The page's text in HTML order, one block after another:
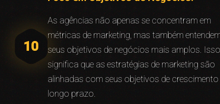
As agências não apenas se concentram em
métricas de marketing, mas também
seus objetivos de negócios mais amplos. Isso
significa que as estratégias de marketing são
alinhadas com seus objetivos de
longo prazo.